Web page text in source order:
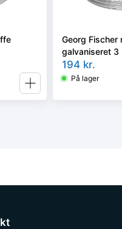
Georg Fischer
galvaniseret 3
194 kr.
På lager